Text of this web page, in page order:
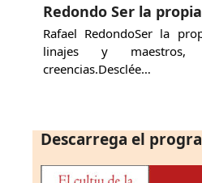
Redondo Ser la
Rafael RedondoSer la
linajes y
creencias.Desclée…
Descarrega el